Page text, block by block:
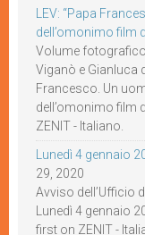
LEV: “Papa
dell’omonimo film
Volume
Viganò e Gianluca
Francesco. Un
dell’omonimo film
ZENIT - Italiano.
Lunedì 4 gennaio
29, 2020
Avviso dell’Ufficio
Lunedì 4 gennaio
first on ZENIT -